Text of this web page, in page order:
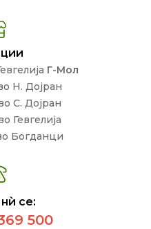
Г-Мол
Н. Дојран
С. Дојран
Гевгелија
Богданци
се:
500